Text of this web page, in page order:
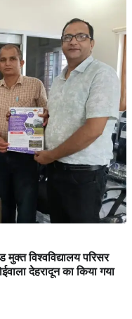
मुक्त विश्वविद्यालय परिसर
देहरादून का किया गया